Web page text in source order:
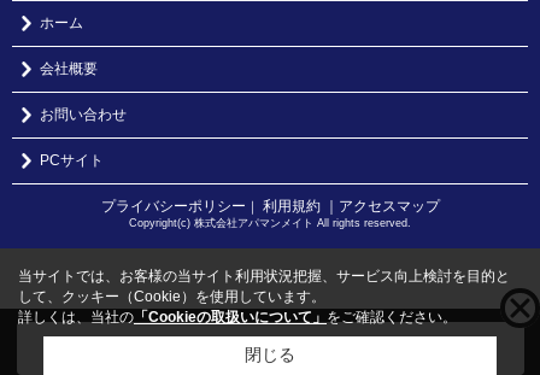
ホーム
会社概要
お問い合わせ
PCサイト
プライバシーポリシー 利用規約 ｜アクセスマップ
Copyright(c) 株式会社アパマンメイト All rights reserved.
こちらの物件をご覧の方にお勧めな物件
当サイトでは、お客様の当サイト利用状況把握、サービス向上検討を目的と
して、クッキー（Cookie）を使用しています。
詳しくは、当社の 「Cookieの取扱いについて」 をご確認ください。
閉じる